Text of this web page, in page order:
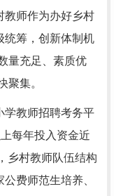
教师作为办好乡村
统筹，创新体制机
量充足、素质优
聚集。
学教师招聘考务平
每年投入资金近
乡村教师队伍结构
费师范生培养、